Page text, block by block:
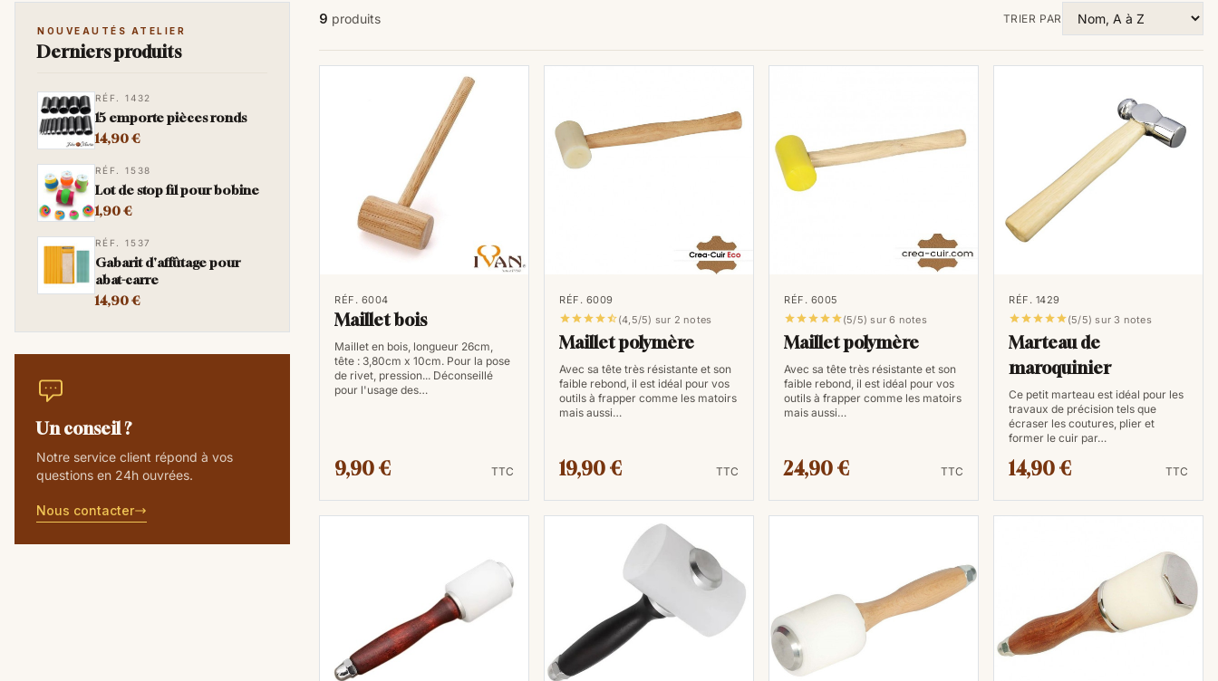
Le marteau rivoir est un outil spécifique utilisé pour les travaux de
maroquinerie tels que l'écrasement des points de couture, du tapotage des laçages ou
Ces outils sont essentiels pour réaliser des projets de maroquinerie de manière précise et
professionnelle. Ils offrent un contrôle précis de la force appliquée, préservant ainsi la
qualité du cuir tout en permettant la création de pièces durables et esthétiques.
maillet nylon
maul spécial repoussage du cuir
. Le choix d'un maillet est très important, que ce soit sa
longueur de manche, son poids, en particulier le poids de la tête de frappe ainsi que la
frappe des matoirs lors du repoussage du cuir qui demande précision dans la force de
frappe et des gestes répétitifs.
NOUVEAUTÉS ATELIER
Derniers produits
RÉF. 1432
15 emporte pièces ronds
14,90 €
RÉF. 1538
Lot de stop fil pour bobine
1,90 €
RÉF. 1537
Gabarit d'affûtage pour
abat-carre
14,90 €
Un conseil ?
Notre service client répond à vos
questions en 24h ouvrées.
Nous contacter
9 produits TRIER PAR
RÉF. 6004
Maillet bois
Maillet en bois, longueur 26cm,
tête : 3,80cm x 10cm. Pour la pose
de rivet, pression... Déconseillé
pour l'usage des…
9,90 € TTC
RÉF. 6009
(4,5/5) sur 2 notes
Maillet polymère
Avec sa tête très résistante et son
faible rebond, il est idéal pour vos
outils à frapper comme les matoirs
mais aussi…
19,90 € TTC
RÉF. 6005
(5/5) sur 6 notes
Maillet polymère
Avec sa tête très résistante et son
faible rebond, il est idéal pour vos
outils à frapper comme les matoirs
mais aussi…
24,90 € TTC
RÉF. 1429
(5/5) sur 3 notes
Marteau de
maroquinier
Ce petit marteau est idéal pour les
travaux de précision tels que
écraser les coutures, plier et
former le cuir par…
14,90 € TTC